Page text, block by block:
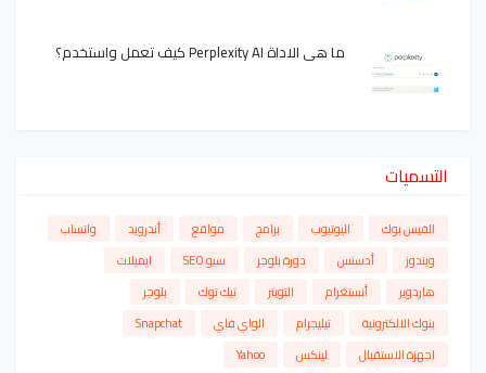
ما هي الاداة Perplexity AI كيف تعمل واستخدم؟
التسميات
الفيس بوك اليوتيوب برامج مواقع أندرويد
واتساب
ويندوز
أدسنس دورة بلوجر سيو SEO
ايميلات
هاردوير
أنستغرام التويتر تيك توك
بلوجر
بنوك الالكترونية
تيليجرام الواي فاي
Snapchat
اجهزة الاستقبال
لينكس Yahoo